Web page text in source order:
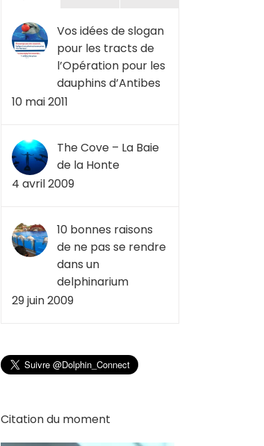
Vos idées de slogan
pour les tracts de
l’Opération pour les
dauphins d’Antibes
10 mai 2011
The Cove – La Baie
de la Honte
4 avril 2009
10 bonnes raisons
de ne pas se rendre
dans un
delphinarium
29 juin 2009
Citation du moment